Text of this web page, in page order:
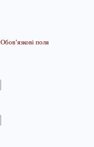
Обов’язкові поля